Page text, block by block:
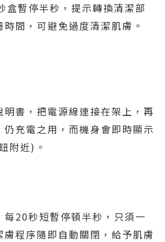
盒暫停半秒，提示轉換清潔部
間，可避免過度清潔肌膚。
明書，把電源線連接在架上，再
充電之用，而機身會即時顯示
附近)。
每20秒短暫停頓半秒，只須一
程序隨即自動關閉，給予肌膚